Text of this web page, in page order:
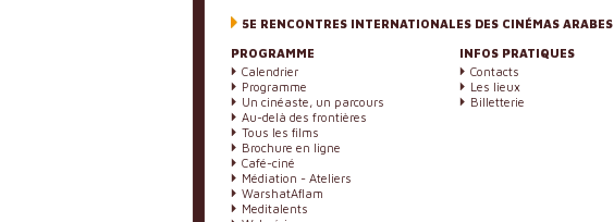
5E RENCONTRES INTERNATIONALES DES CINÉMAS ARABES
PROGRAMME
Calendrier
Programme
Un cinéaste, un parcours
Au-delà des frontières
Tous les films
Brochure en ligne
Café-ciné
Médiation - Ateliers
WarshatAflam
Meditalents
INFOS PRATIQUES
Contacts
Les lieux
Billetterie